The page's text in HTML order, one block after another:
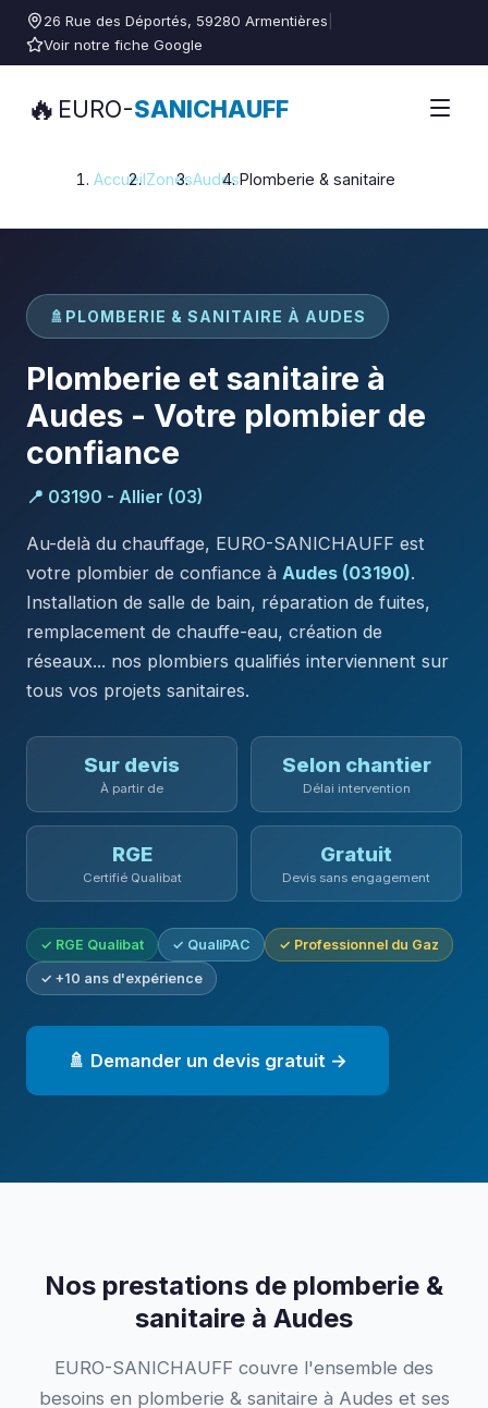
26 Rue des Déportés, 59280 Armentières
Voir notre fiche Google
🔥 EURO-SANICHAUFF
AccueilZonesAudesPlomberie & sanitaire
🚿 PLOMBERIE & SANITAIRE À AUDES
Plomberie et sanitaire à
Audes - Votre plombier de
confiance
📍 03190 - Allier (03)
Au-delà du chauffage, EURO-SANICHAUFF est
votre plombier de confiance à Audes (03190).
Installation de salle de bain, réparation de fuites,
remplacement de chauffe-eau, création de
réseaux... nos plombiers qualifiés interviennent sur
tous vos projets sanitaires.
Sur devis
À partir de
Selon chantier
Délai intervention
RGE
Certifié Qualibat
Gratuit
Devis sans engagement
✓ RGE Qualibat ✓ QualiPAC ✓ Professionnel du Gaz
✓ +10 ans d'expérience
🚿 Demander un devis gratuit →
Nos prestations de plomberie &
sanitaire à Audes
EURO-SANICHAUFF couvre l'ensemble des
besoins en plomberie & sanitaire à Audes et ses